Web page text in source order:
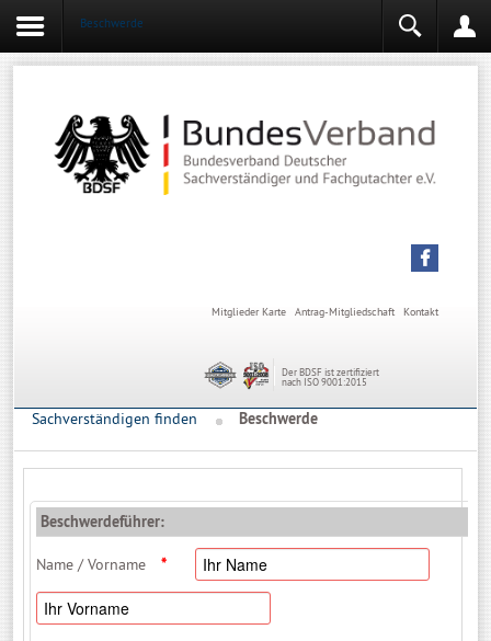
Beschwerde
Angemeldet bleiben
Kontakt
Antrag-Mitgliedschaft
Mitglieder Karte
Der BDSF ist zertifiziert
nach ISO 9001:2015
Sachverständigen finden Beschwerde
Beschwerdeführer:
Name / Vorname *